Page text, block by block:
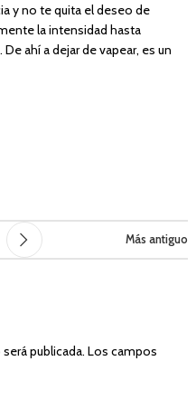
y no te quita el deseo de
la intensidad hasta
ahí a dejar de vapear, es un
Más antiguo
publicada. Los campos